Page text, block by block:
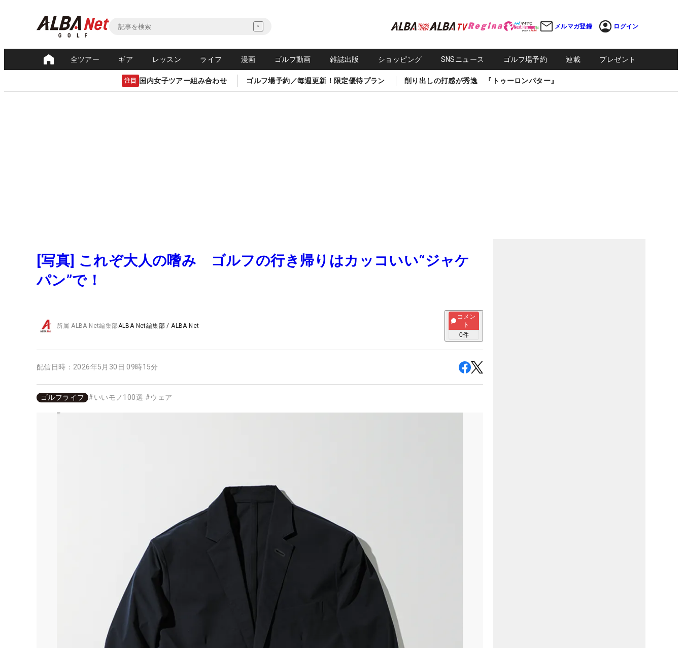
メルマガ登録 ログイン
全ツアー ギア レッスン ライフ 漫画 ゴルフ動画 雑誌出版 ショッピング SNSニュース ゴルフ場予約 連載 プレゼント
注目 国内女子ツアー組み合わせ ゴルフ場予約／毎週更新！限定優待プラン 削り出しの打感が秀逸 『トゥーロンパター』
[写真] これぞ大人の嗜み ゴルフの行き帰りはカッコいい“ジャケ
パン”で！
所属ALBA Net編集部ALBA Net編集部 /ALBA Net
コメン
ト
0件
配信日時： 2026年5月30日 09時15分
ゴルフライフ #いいモノ100選 #ウェア